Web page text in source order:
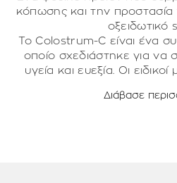
κόπωσης και την
οξειδωτικό
To Colostrum-C είναι ένα
οποίο σχεδιάστηκε για να
υγεία και ευεξία. Οι
Οφέλη
Διάβασε